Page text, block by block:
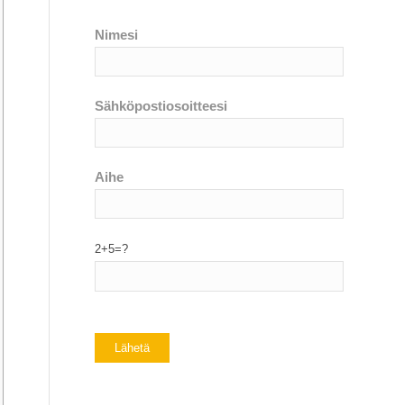
Nimesi
Sähköpostiosoitteesi
Aihe
2+5=?